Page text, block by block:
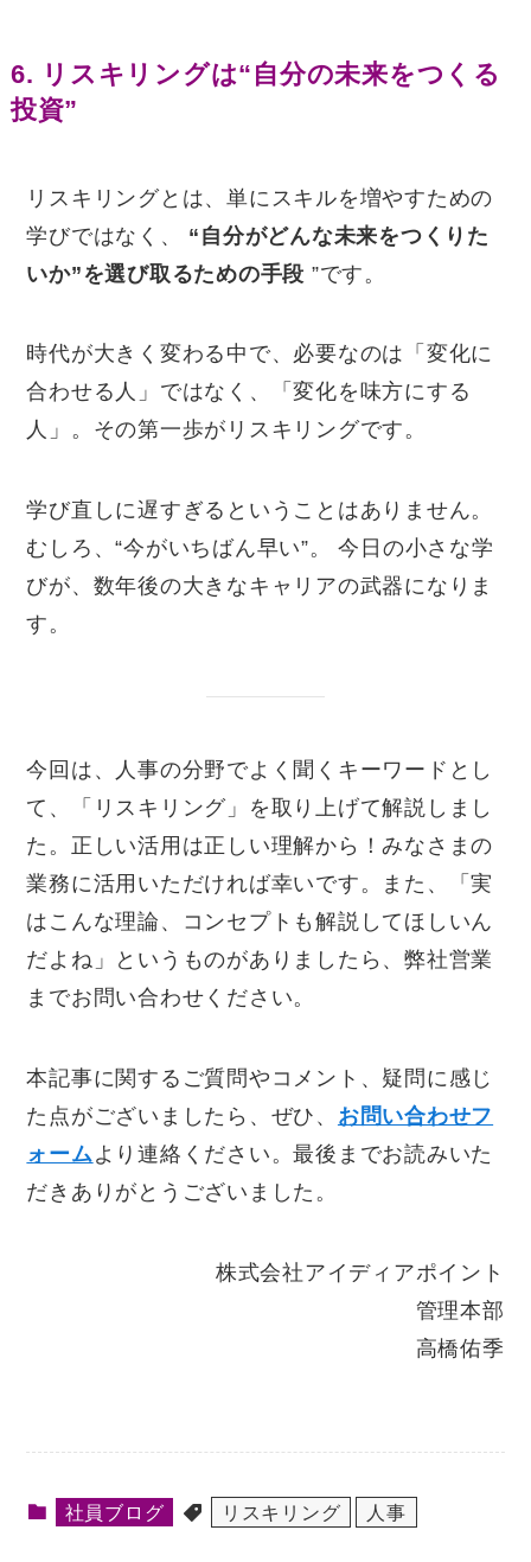
6. リスキリングは“自分の未来をつくる
投資”
リスキリングとは、単にスキルを増やすための
学びではなく、 “自分がどんな未来をつくりた
いか”を選び取るための手段 ”です。
時代が大きく変わる中で、必要なのは「変化に
合わせる人」ではなく、「変化を味方にする
人」。その第一歩がリスキリングです。
学び直しに遅すぎるということはありません。
むしろ、“今がいちばん早い”。 今日の小さな学
びが、数年後の大きなキャリアの武器になりま
す。
今回は、人事の分野でよく聞くキーワードとし
て、「リスキリング」を取り上げて解説しまし
た。正しい活用は正しい理解から！みなさまの
業務に活用いただければ幸いです。また、「実
はこんな理論、コンセプトも解説してほしいん
だよね」というものがありましたら、弊社営業
までお問い合わせください。
本記事に関するご質問やコメント、疑問に感じ
た点がございましたら、ぜひ、 お問い合わせフ
ォーム より連絡ください。最後までお読みいた
だきありがとうございました。
株式会社アイディアポイント
管理本部
高橋佑季
社員ブログ リスキリング 人事